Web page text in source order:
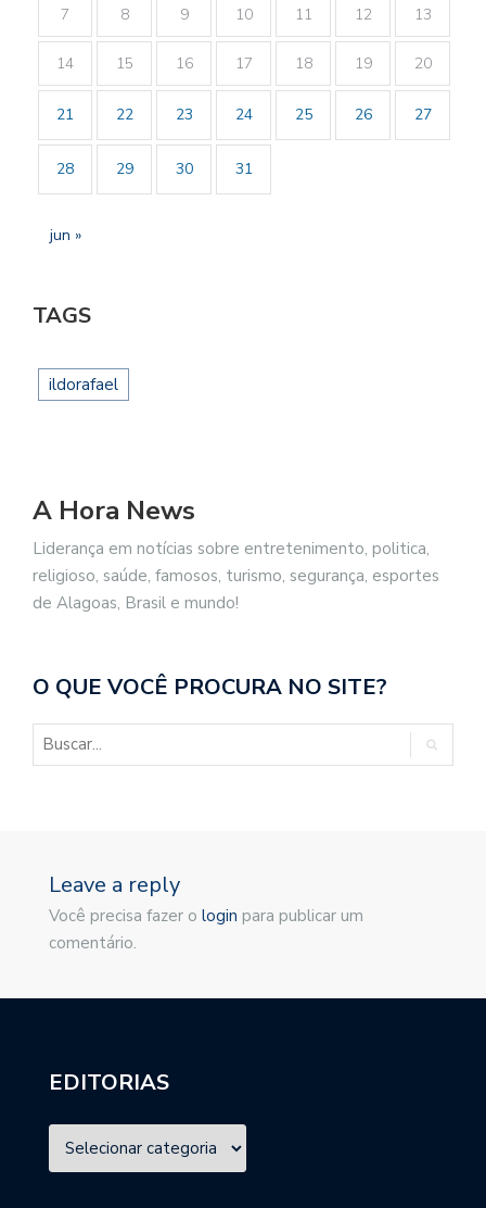
7 8 9 10 11 12 13
14 15 16 17 18 19 20
21 22 23 24 25 26 27
28 29 30 31
jun »
TAGS
ildorafael
A Hora News
Liderança em notícias sobre entretenimento, politica,
religioso, saúde, famosos, turismo, segurança, esportes
de Alagoas, Brasil e mundo!
O QUE VOCÊ PROCURA NO SITE?
Leave a reply
Você precisa fazer o login para publicar um
comentário.
EDITORIAS